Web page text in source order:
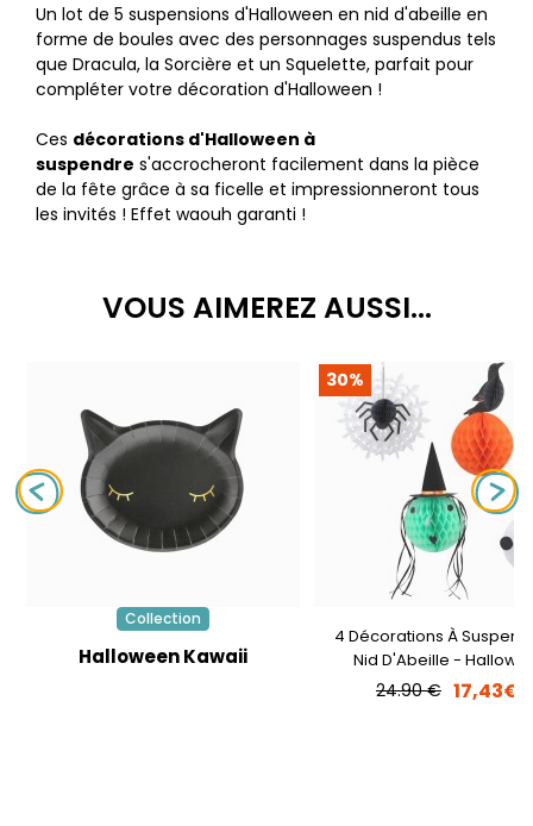
Un lot de 5 suspensions d'Halloween en nid d'abeille en
forme de boules avec des personnages suspendus tels
que Dracula, la Sorcière et un Squelette, parfait pour
compléter votre décoration d'Halloween !
Ces décorations d'Halloween à
suspendre s'accrocheront facilement dans la pièce
de la fête grâce à sa ficelle et impressionneront tous
les invités ! Effet waouh garanti !
VOUS AIMEREZ AUSSI...
Collection
Halloween Kawaii
30%
4 Décorations À
Nid D'Abeille -
Vintage
24.90 € 17,43€